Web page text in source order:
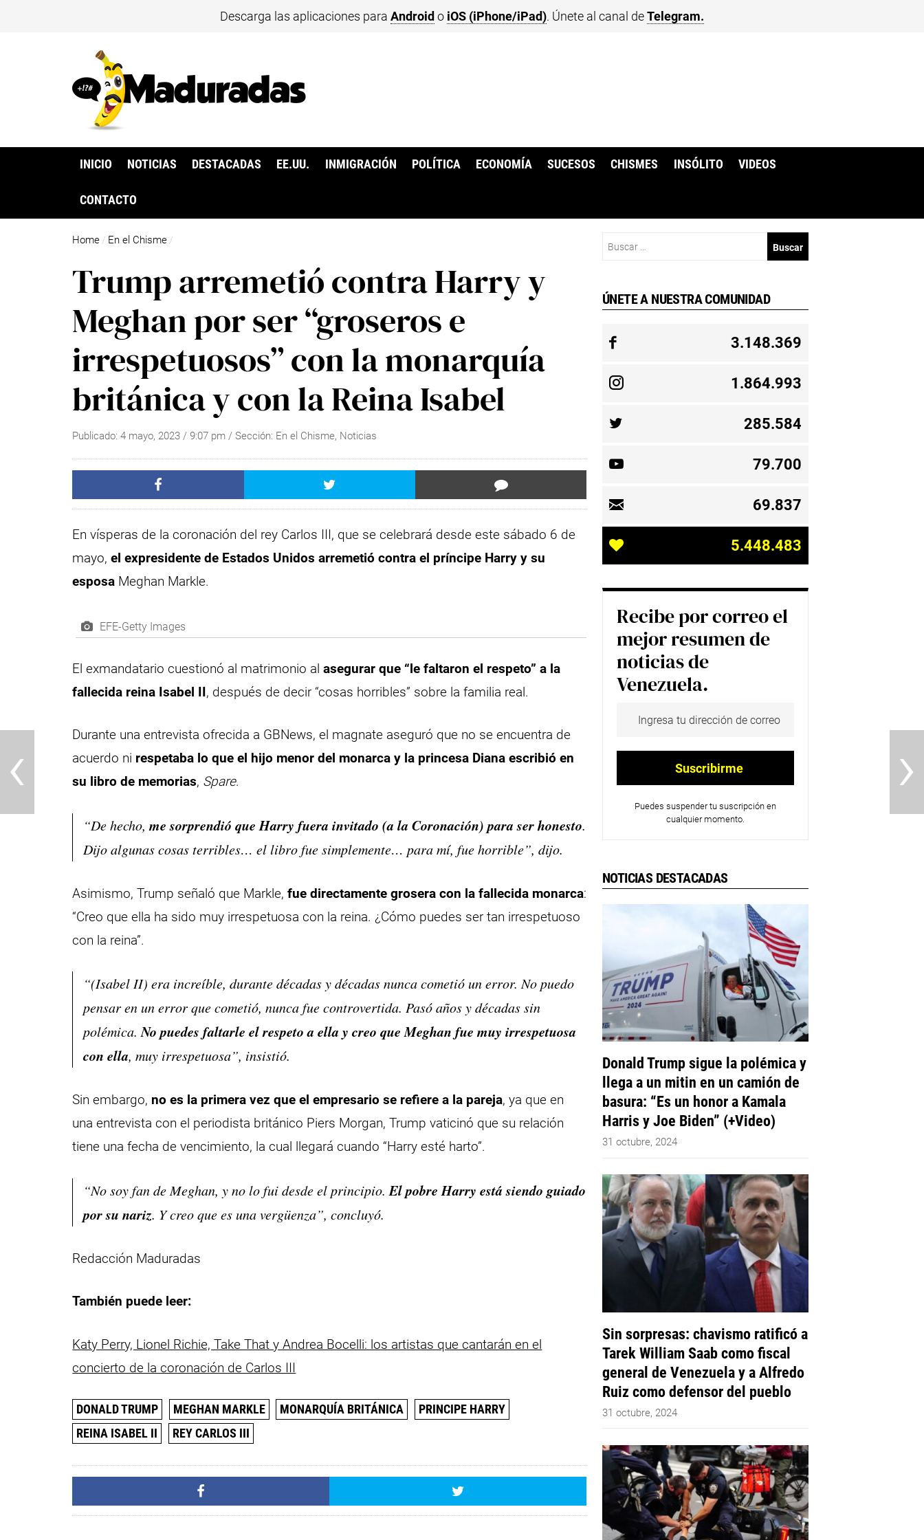
Descarga las aplicaciones para Android o iOS (iPhone/iPad). Únete al canal deTelegram.
INICIO NOTICIAS DESTACADAS EE.UU. INMIGRACIÓN POLÍTICA ECONOMÍA SUCESOS CHISMES INSÓLITO VIDEOS
CONTACTO
Home / En el Chisme /
Trump arremetió contra Harry y
Meghan por ser “groseros e
irrespetuosos” con la monarquía
británica y con la Reina Isabel
Publicado:4 mayo, 2023 /9:07 pm/ Sección: En el Chisme, Noticias
En vísperas de la coronación del rey Carlos III, que se celebrará desde este sábado 6 de
mayo,el expresidente de Estados Unidos arremetió contra el príncipe Harry y su
esposa Meghan Markle.
EFE-Getty Images
El exmandatario cuestionó al matrimonio al asegurar que “le faltaron el respeto” a la
fallecida reina Isabel II, después de decir “cosas horribles” sobre la familia real.
Durante una entrevista ofrecida a GBNews, el magnate aseguró que no se encuentra de
acuerdo ni respetaba lo que el hijo menor del monarca y la princesa Diana escribió en
su libro de memorias, Spare.
“De hecho,me sorprendió que Harry fuera invitado (a la Coronación) para ser honesto.
Dijo algunas cosas terribles… el libro fue simplemente… para mí, fue horrible”, dijo.
Asimismo, Trump señaló que Markle,fue directamente grosera con la fallecida monarca:
“Creo que ella ha sido muy irrespetuosa con la reina. ¿Cómo puedes ser tan irrespetuoso
con la reina”.
“(Isabel II) era increíble, durante décadas y décadas nunca cometió un error. No puedo
pensar en un error que cometió, nunca fue controvertida. Pasó años y décadas sin
polémica.No puedes faltarle el respeto a ella y creo que Meghan fue muy irrespetuosa
con ella, muy irrespetuosa”, insistió.
Sin embargo, no es la primera vez que el empresario se refiere a la pareja, ya que en
una entrevista con el periodista británico Piers Morgan, Trump vaticinó que su relación
tiene una fecha de vencimiento, la cual llegará cuando “Harry esté harto”.
“No soy fan de Meghan, y no lo fui desde el principio.El pobre Harry está siendo guiado
por su nariz. Y creo que es una vergüenza”, concluyó.
Redacción Maduradas
También puede leer:
Katy Perry, Lionel Richie, Take That y Andrea Bocelli: los artistas que cantarán en el
concierto de la coronación de Carlos III
DONALD TRUMP MEGHAN MARKLE MONARQUÍA BRITÁNICA
PRINCIPE HARRY
REINA ISABEL II
REY CARLOS III
ÚNETE A NUESTRA COMUNIDAD
3.148.369
1.864.993
285.584
79.700
69.837
5.448.483
Recibe por correo el
mejor resumen de
noticias de
Venezuela.
Puedes suspender tu suscripción en
cualquier momento.
NOTICIAS DESTACADAS
Donald Trump sigue la polémica y
llega a un mitin en un camión de
basura: “Es un honor a Kamala
Harris y Joe Biden” (+Video)
31 octubre, 2024
Sin sorpresas: chavismo ratificó a
Tarek William Saab como fiscal
general de Venezuela y a Alfredo
Ruiz como defensor del pueblo
31 octubre, 2024
›
‹